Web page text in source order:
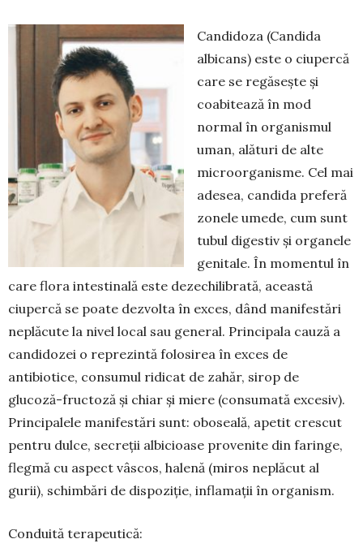
Candidoza (Candida
albicans) este o ciupercă
care se regăsește și
coabitează în mod
normal în organismul
uman, alături de alte
microorganisme. Cel mai
adesea, candida preferă
zonele umede, cum sunt
tubul digestiv și orga­ne­le
genitale. În mo­men­tul în
care flora intestinală este dezechili­bra­tă, aceas­tă
ciupercă se poate dez­volta în exces, dând mani­fes­tări
neplăcute la nivel local sau gene­ral. Princi­pala cauză a
candidozei o reprezintă folosirea în exces de
antibiotice, consu­mul ridicat de zahăr, sirop de
glucoză-fruc­to­ză și chiar și miere (consu­mată excesiv).
Prin­cipalele manifestări sunt: obo­seală, apetit crescut
pen­tru dulce, secreții albicioase provenite din farin­ge,
flegmă cu aspect vâscos, ha­lenă (mi­ros neplăcut al
gurii), schim­bări de dispo­ziție, inflamații în organism.
Conduită terapeutică: